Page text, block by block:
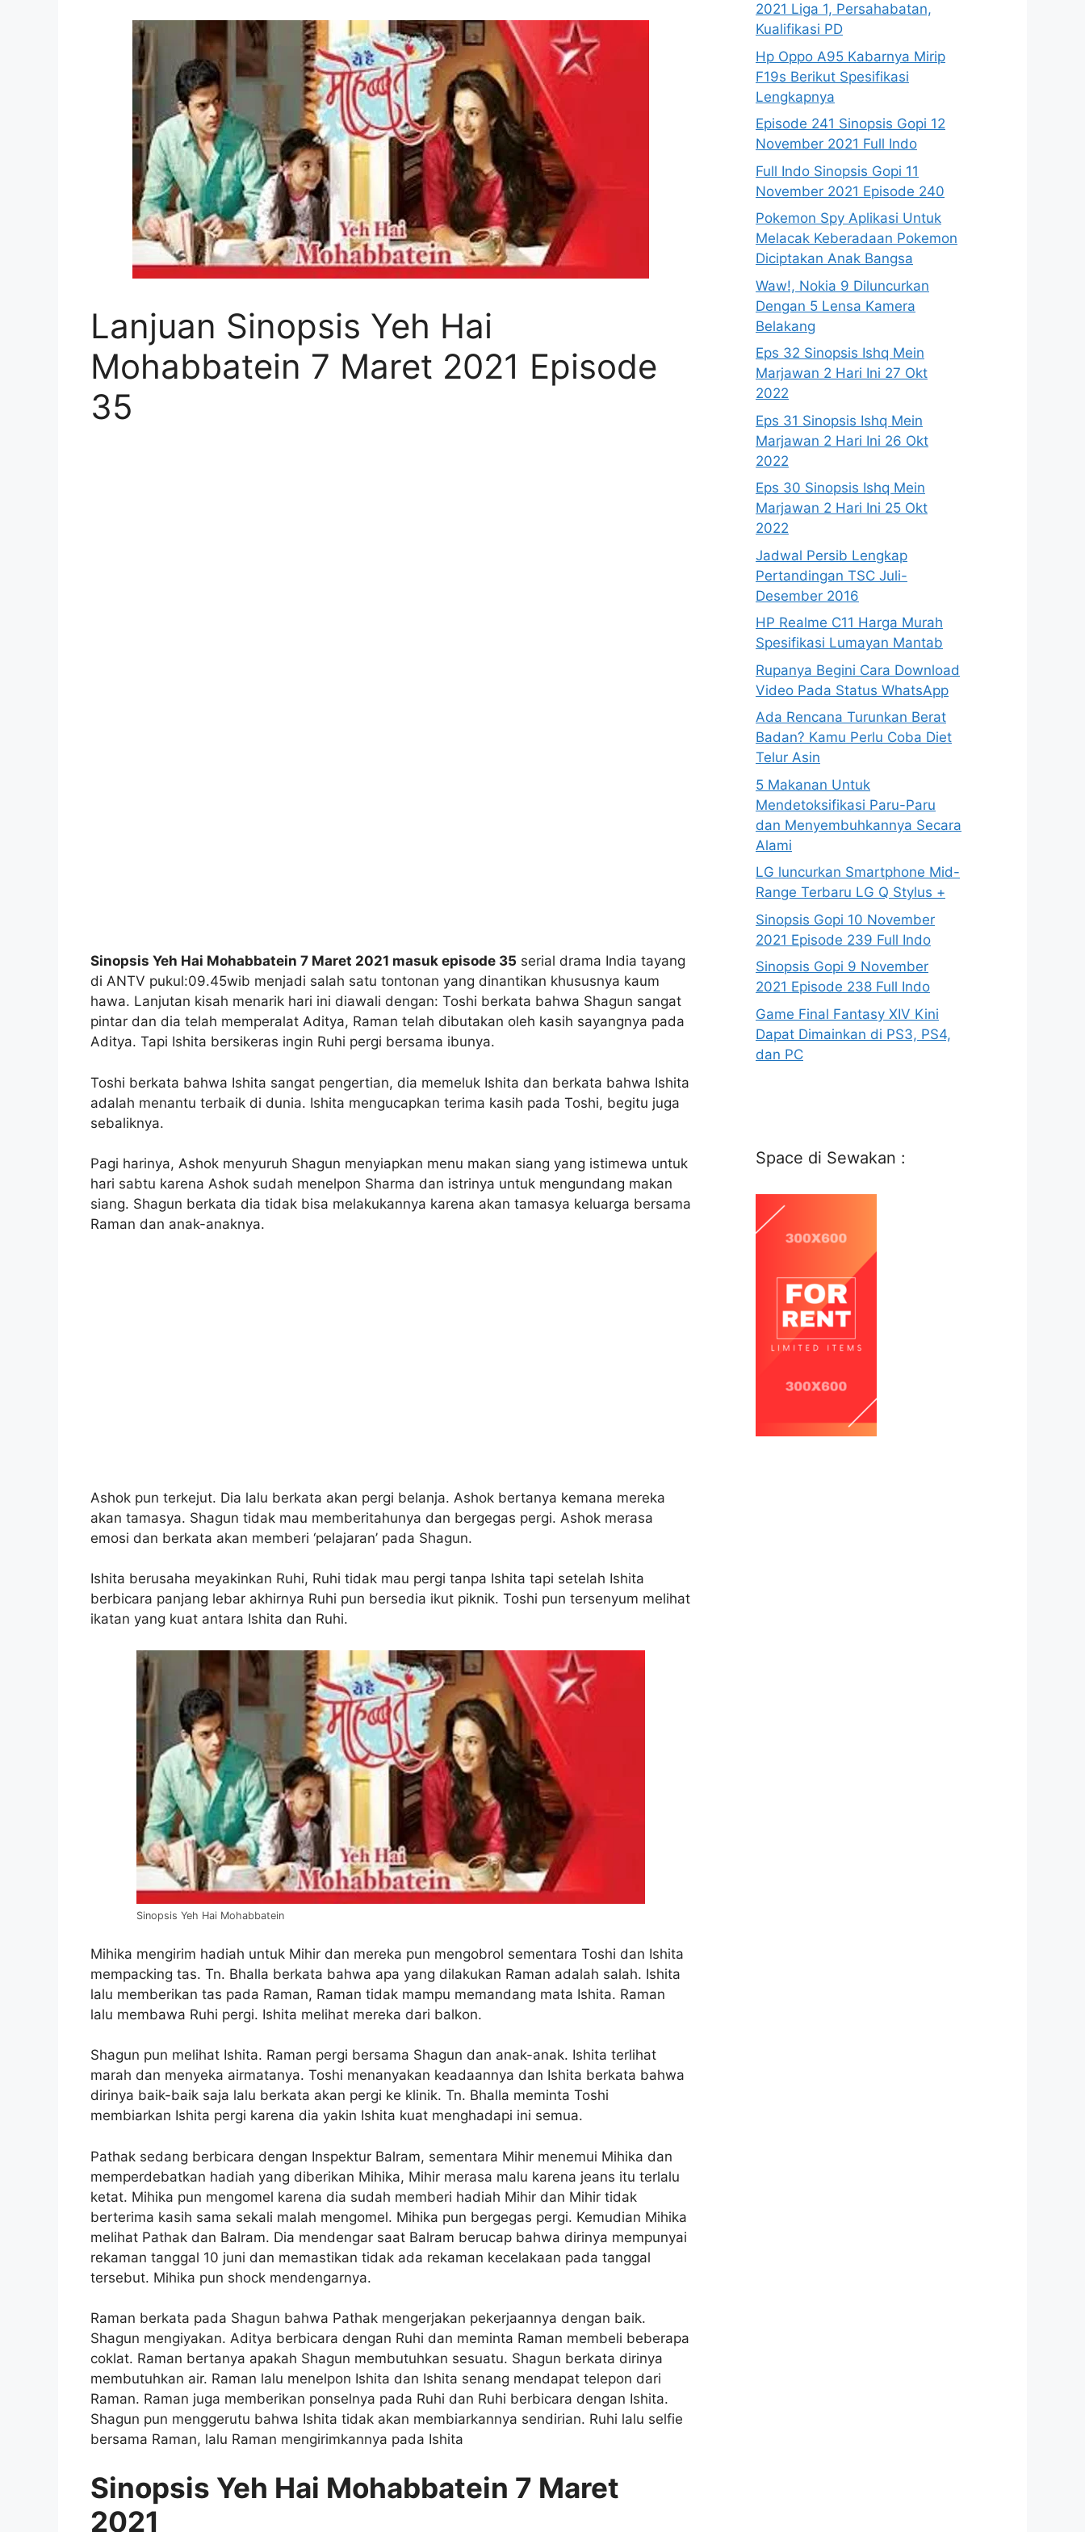
Lanjuan Sinopsis Yeh Hai
Mohabbatein 7 Maret 2021 Episode
35
Sinopsis Yeh Hai Mohabbatein 7 Maret 2021 masuk episode 35 serial drama India tayang
di ANTV pukul:09.45wib menjadi salah satu tontonan yang dinantikan khususnya kaum
hawa. Lanjutan kisah menarik hari ini diawali dengan: Toshi berkata bahwa Shagun sangat
pintar dan dia telah memperalat Aditya, Raman telah dibutakan oleh kasih sayangnya pada
Aditya. Tapi Ishita bersikeras ingin Ruhi pergi bersama ibunya.
Toshi berkata bahwa Ishita sangat pengertian, dia memeluk Ishita dan berkata bahwa Ishita
adalah menantu terbaik di dunia. Ishita mengucapkan terima kasih pada Toshi, begitu juga
sebaliknya.
Pagi harinya, Ashok menyuruh Shagun menyiapkan menu makan siang yang istimewa untuk
hari sabtu karena Ashok sudah menelpon Sharma dan istrinya untuk mengundang makan
siang. Shagun berkata dia tidak bisa melakukannya karena akan tamasya keluarga bersama
Raman dan anak-anaknya.
Ashok pun terkejut. Dia lalu berkata akan pergi belanja. Ashok bertanya kemana mereka
akan tamasya. Shagun tidak mau memberitahunya dan bergegas pergi. Ashok merasa
emosi dan berkata akan memberi ‘pelajaran’ pada Shagun.
Ishita berusaha meyakinkan Ruhi, Ruhi tidak mau pergi tanpa Ishita tapi setelah Ishita
berbicara panjang lebar akhirnya Ruhi pun bersedia ikut piknik. Toshi pun tersenyum melihat
ikatan yang kuat antara Ishita dan Ruhi.
Sinopsis Yeh Hai Mohabbatein
Mihika mengirim hadiah untuk Mihir dan mereka pun mengobrol sementara Toshi dan Ishita
mempacking tas. Tn. Bhalla berkata bahwa apa yang dilakukan Raman adalah salah. Ishita
lalu memberikan tas pada Raman, Raman tidak mampu memandang mata Ishita. Raman
lalu membawa Ruhi pergi. Ishita melihat mereka dari balkon.
Shagun pun melihat Ishita. Raman pergi bersama Shagun dan anak-anak. Ishita terlihat
marah dan menyeka airmatanya. Toshi menanyakan keadaannya dan Ishita berkata bahwa
dirinya baik-baik saja lalu berkata akan pergi ke klinik. Tn. Bhalla meminta Toshi
membiarkan Ishita pergi karena dia yakin Ishita kuat menghadapi ini semua.
Pathak sedang berbicara dengan Inspektur Balram, sementara Mihir menemui Mihika dan
memperdebatkan hadiah yang diberikan Mihika, Mihir merasa malu karena jeans itu terlalu
ketat. Mihika pun mengomel karena dia sudah memberi hadiah Mihir dan Mihir tidak
berterima kasih sama sekali malah mengomel. Mihika pun bergegas pergi. Kemudian Mihika
melihat Pathak dan Balram. Dia mendengar saat Balram berucap bahwa dirinya mempunyai
rekaman tanggal 10 juni dan memastikan tidak ada rekaman kecelakaan pada tanggal
tersebut. Mihika pun shock mendengarnya.
Raman berkata pada Shagun bahwa Pathak mengerjakan pekerjaannya dengan baik.
Shagun mengiyakan. Aditya berbicara dengan Ruhi dan meminta Raman membeli beberapa
coklat. Raman bertanya apakah Shagun membutuhkan sesuatu. Shagun berkata dirinya
membutuhkan air. Raman lalu menelpon Ishita dan Ishita senang mendapat telepon dari
Raman. Raman juga memberikan ponselnya pada Ruhi dan Ruhi berbicara dengan Ishita.
Shagun pun menggerutu bahwa Ishita tidak akan membiarkannya sendirian. Ruhi lalu selfie
bersama Raman, lalu Raman mengirimkannya pada Ishita
Sinopsis Yeh Hai Mohabbatein 7 Maret
2021
2021 Liga 1, Persahabatan,
Kualifikasi PD
Hp Oppo A95 Kabarnya Mirip
F19s Berikut Spesifikasi
Lengkapnya
Episode 241 Sinopsis Gopi 12
November 2021 Full Indo
Full Indo Sinopsis Gopi 11
November 2021 Episode 240
Pokemon Spy Aplikasi Untuk
Melacak Keberadaan Pokemon
Diciptakan Anak Bangsa
Waw!, Nokia 9 Diluncurkan
Dengan 5 Lensa Kamera
Belakang
Eps 32 Sinopsis Ishq Mein
Marjawan 2 Hari Ini 27 Okt
2022
Eps 31 Sinopsis Ishq Mein
Marjawan 2 Hari Ini 26 Okt
2022
Eps 30 Sinopsis Ishq Mein
Marjawan 2 Hari Ini 25 Okt
2022
Jadwal Persib Lengkap
Pertandingan TSC Juli-
Desember 2016
HP Realme C11 Harga Murah
Spesifikasi Lumayan Mantab
Rupanya Begini Cara Download
Video Pada Status WhatsApp
Ada Rencana Turunkan Berat
Badan? Kamu Perlu Coba Diet
Telur Asin
5 Makanan Untuk
Mendetoksifikasi Paru-Paru
dan Menyembuhkannya Secara
Alami
LG luncurkan Smartphone Mid-
Range Terbaru LG Q Stylus +
Sinopsis Gopi 10 November
2021 Episode 239 Full Indo
Sinopsis Gopi 9 November
2021 Episode 238 Full Indo
Game Final Fantasy XIV Kini
Dapat Dimainkan di PS3, PS4,
dan PC
Space di Sewakan :